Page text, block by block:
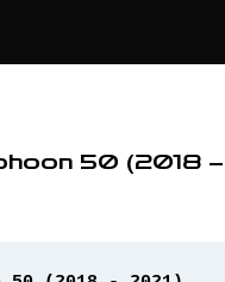
50 (2018